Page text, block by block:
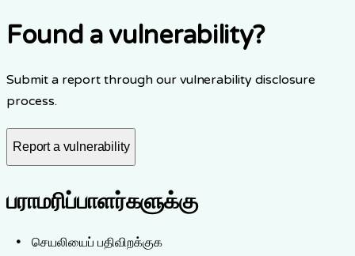
Found a vulnerability?
Submit a report through our vulnerability disclosure
process.
Report a vulnerability
பராமரிப்பாளர்களுக்கு
செயலியைப் பதிவிறக்குக